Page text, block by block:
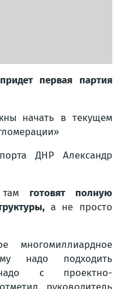
первая партия
начать в текущем
ДНР Александр
готовят полную
а не просто
многомиллиардное
надо подходить
с проектно-